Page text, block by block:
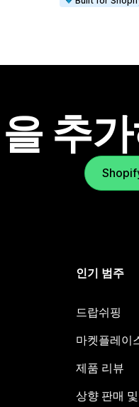
추
인기 범주
드랍쉬핑
마켓플레이
제품 리뷰
상향 판매